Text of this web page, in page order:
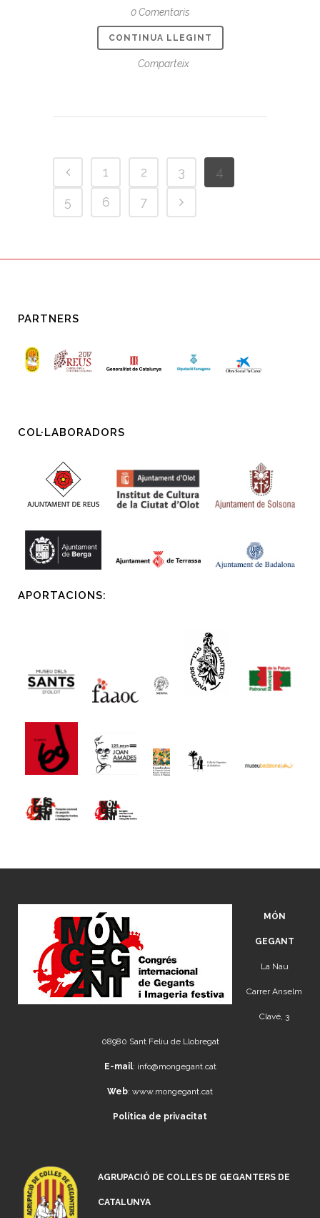
0 Comentaris
CONTINUA LLEGINT
Comparteix
1 2 3
4
5
6 7
PARTNERS
COL·LABORADORS
APORTACIONS:
MÓN
GEGANT
La Nau
Carrer Anselm
Clavé, 3
08980 Sant Feliu de Llobregat
E-mail: info@mongegant.cat
Web: www.mongegant.cat
Política de privacitat
AGRUPACIÓ DE COLLES DE GEGANTERS DE
CATALUNYA